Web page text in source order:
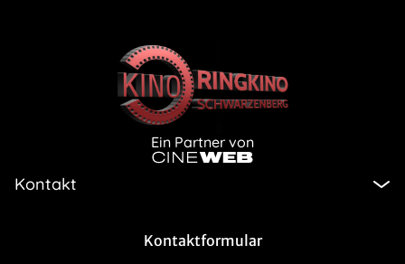
Ein Partner von
Kontakt
Kontaktformular